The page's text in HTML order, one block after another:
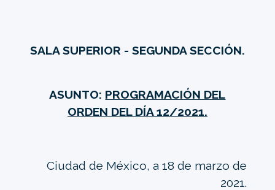
SALA SUPERIOR - SEGUNDA SECCIÓN.
ASUNTO: PROGRAMACIÓN DEL
ORDEN DEL DÍA 12/2021.
Ciudad de México, a 18 de marzo de
2021.